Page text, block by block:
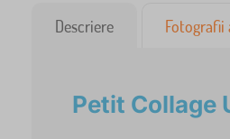
Descriere
Petit Collage